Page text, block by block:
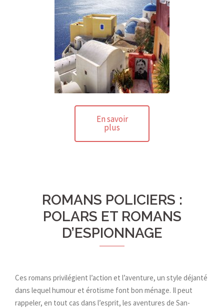
En savoir
plus
ROMANS POLICIERS :
POLARS ET ROMANS
D’ESPIONNAGE
Ces romans privilégient l’action et l’aventure, un style déjanté
dans lequel humour et érotisme font bon ménage. Il peut
rappeler, en tout cas dans l’esprit, les aventures de San-